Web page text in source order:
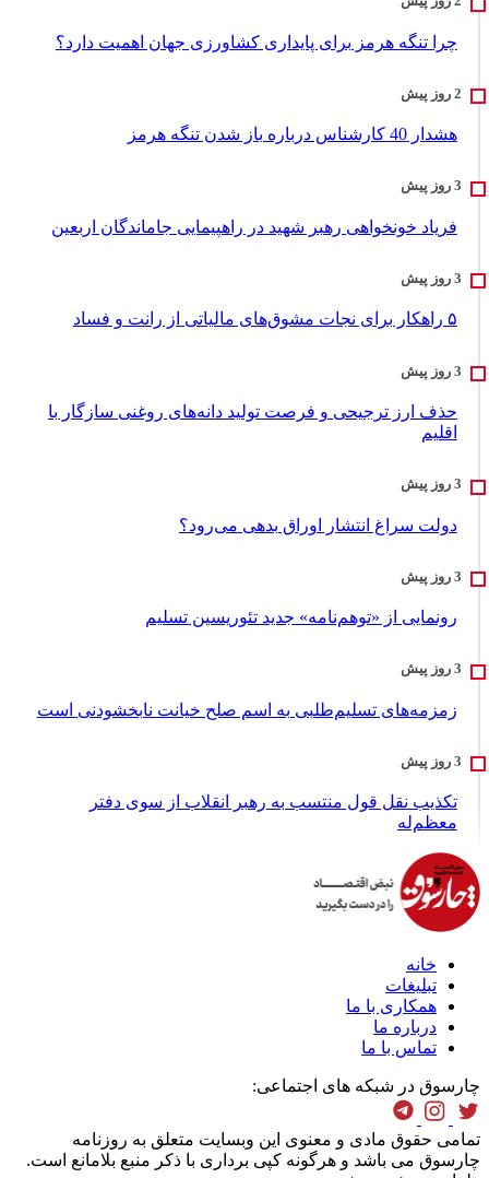
چرا تنگه هرمز برای پایداری کشاورزی جهان اهمیت دارد؟
هشدار 40 کارشناس درباره باز شدن تنگه هرمز
فریاد خونخواهی رهبر شهید در راهپیمایی جاماندگان اربعین
۵ راهکار برای نجات مشوق‌های مالیاتی از رانت و فساد
حذف ارز ترجیحی و فرصت تولید دانه‌های روغنی سازگار با
اقلیم
دولت سراغ انتشار اوراق بدهی می‌رود؟
رونمایی از «توهم‌نامه» جدید تئور‌یسین تسلیم
زمزمه‌های تسلیم‌طلبی به اسم صلح خیانت نابخشودنی است
تکذیب نقل قول منتسب به رهبر انقلاب از سوی دفتر
معظم‌له
خانه
تبلیغات
همکاری با ما
درباره ما
تماس با ما
چارسوق در شبکه های اجتماعی:
تمامی حقوق مادی و معنوی این وبسایت متعلق به روزنامه
چارسوق می باشد و هرگونه کپی برداری با ذکر منبع بلامانع است.